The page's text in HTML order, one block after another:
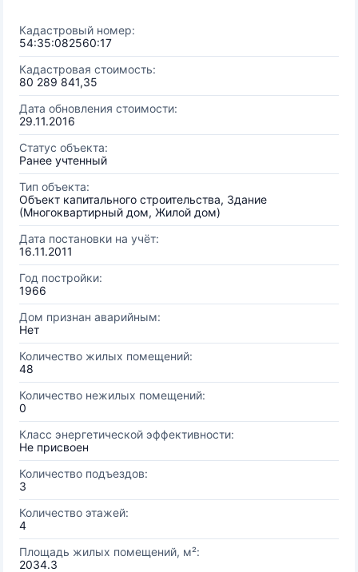
Кадастровый номер:
54:35:082560:17
Кадастровая стоимость:
80 289 841,35
Дата обновления стоимости:
29.11.2016
Статус объекта:
Ранее учтенный
Тип объекта:
Объект капитального строительства, Здание
(Многоквартирный дом, Жилой дом)
Дата постановки на учёт:
16.11.2011
Год постройки:
1966
Дом признан аварийным:
Нет
Количество жилых помещений:
48
Количество нежилых помещений:
0
Класс энергетической эффективности:
Не присвоен
Количество подъездов:
3
Количество этажей:
4
Площадь жилых помещений, м²:
2034.3